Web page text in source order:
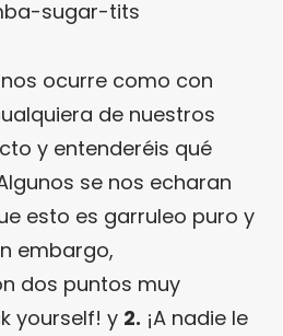
nos ocurre como con
de nuestros
y entenderéis qué
se nos echaran
esto es garruleo puro y
embargo,
dos puntos muy
yourself! y 2. ¡A nadie le